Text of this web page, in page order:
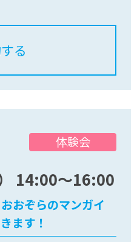
体験会
14:00〜16:00
おぞらのマンガイ
ます！